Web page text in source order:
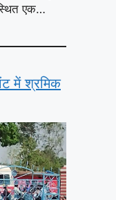
एक…
में श्रमिक